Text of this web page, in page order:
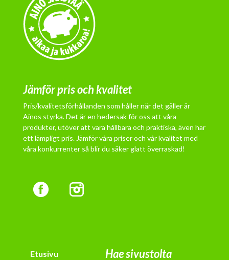
Jämför pris och kvalitet
Pris/kvalitetsförhållanden som håller när det gäller är
Ainos styrka. Det är en hedersak för oss att våra
produkter, utöver att vara hållbara och praktiska, även har
ett lämpligt pris. Jämför våra priser och vår kvalitet med
våra konkurrenter så blir du säker glatt överraskad!
Etusivu Hae sivustolta